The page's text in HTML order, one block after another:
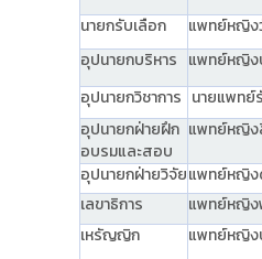
นายกรับเลือก
แพทย์หญิง
อุปนายกบริหาร แพทย์หญิง
อุปนายกวิชาการ นายแพทย์
อุปนายกฝ่ายฝึก
อบรมและสอบ
แพทย์หญิง
อุปนายกฝ่ายวิจัยแพทย์หญิง
เลขาธิการ
แพทย์หญิ
เหรัญญิก
แพทย์หญิ